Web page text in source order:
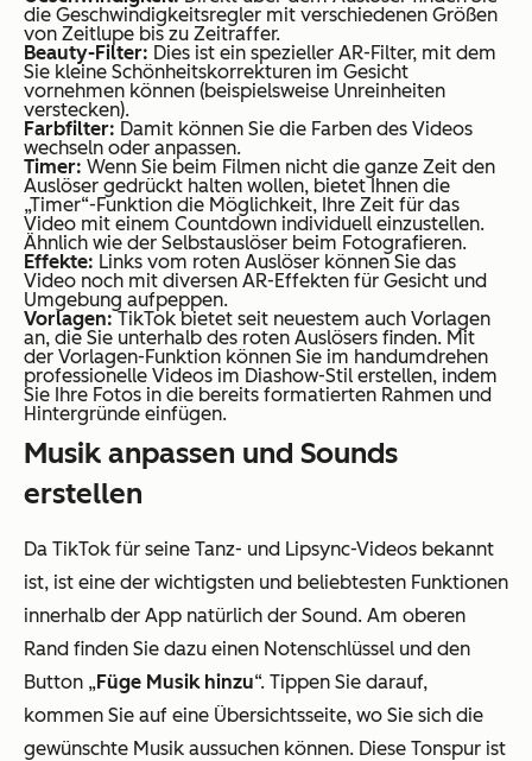
die Geschwindigkeitsregler mit verschiedenen Größen
von Zeitlupe bis zu Zeitraffer.
Beauty-Filter: Dies ist ein spezieller AR-Filter, mit dem
Sie kleine Schönheitskorrekturen im Gesicht
vornehmen können (beispielsweise Unreinheiten
verstecken).
Farbfilter: Damit können Sie die Farben des Videos
wechseln oder anpassen.
Timer: Wenn Sie beim Filmen nicht die ganze Zeit den
Auslöser gedrückt halten wollen, bietet Ihnen die
„Timer“-Funktion die Möglichkeit, Ihre Zeit für das
Video mit einem Countdown individuell einzustellen.
Ähnlich wie der Selbstauslöser beim Fotografieren.
Effekte: Links vom roten Auslöser können Sie das
Video noch mit diversen AR-Effekten für Gesicht und
Umgebung aufpeppen.
Vorlagen:TikTok bietet seit neuestem auch Vorlagen
an, die Sie unterhalb des roten Auslösers finden. Mit
der Vorlagen-Funktion können Sie im handumdrehen
professionelle Videos im Diashow-Stil erstellen, indem
Sie Ihre Fotos in die bereits formatierten Rahmen und
Hintergründe einfügen.
Musik anpassen und Sounds
erstellen
Da TikTok für seine Tanz- und Lipsync-Videos bekannt
ist, ist eine der wichtigsten und beliebtesten Funktionen
innerhalb der App natürlich der Sound. Am oberen
Rand finden Sie dazu einen Notenschlüssel und den
Button „Füge Musik hinzu“. Tippen Sie darauf,
kommen Sie auf eine Übersichtsseite, wo Sie sich die
gewünschte Musik aussuchen können. Diese Tonspur ist